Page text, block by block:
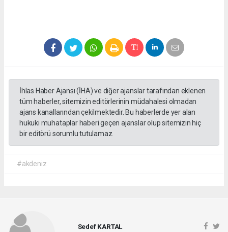
İhlas Haber Ajansı (İHA) ve diğer ajanslar tarafından eklenen
tüm haberler, sitemizin editörlerinin müdahalesi olmadan
ajans kanallarından çekilmektedir. Bu haberlerde yer alan
hukuki muhataplar haberi geçen ajanslar olup sitemizin hiç
bir editörü sorumlu tutulamaz.
#akdeniz
Sedef KARTAL